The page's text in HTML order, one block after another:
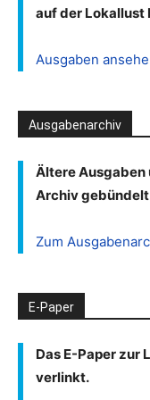
auf der Lokallust
Ausgaben
Ausgabenarchiv
Ältere Ausgaben
Archiv
Zum
E-Paper
Das E-Paper zur
verlinkt.